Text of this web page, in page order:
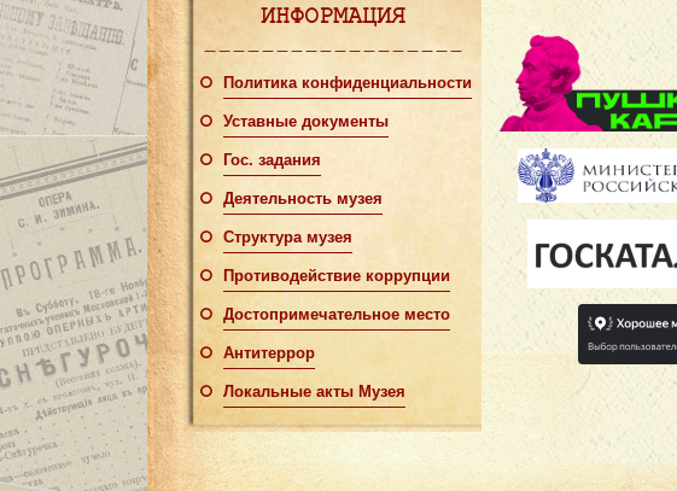
ИНФОРМАЦИЯ
Политика конфиденциальности
Уставные документы
Гос. задания
Деятельность музея
Структура музея
Противодействие коррупции
Достопримечательное место
Антитеррор
Локальные акты Музея